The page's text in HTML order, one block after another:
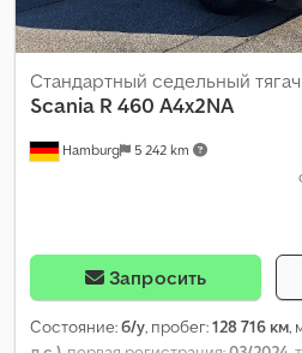
Hamburg 5 242 km
Стандартный седельный тягач
Scania R 460 A4x2NA
Запросить
Состояние:б/у, пробег:128 716 км,